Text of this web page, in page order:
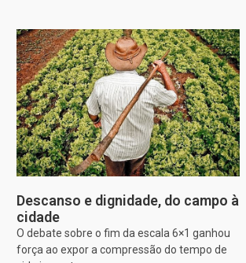
Descanso e dignidade, do campo à
cidade
O debate sobre o fim da escala 6×1 ganhou
força ao expor a compressão do tempo de